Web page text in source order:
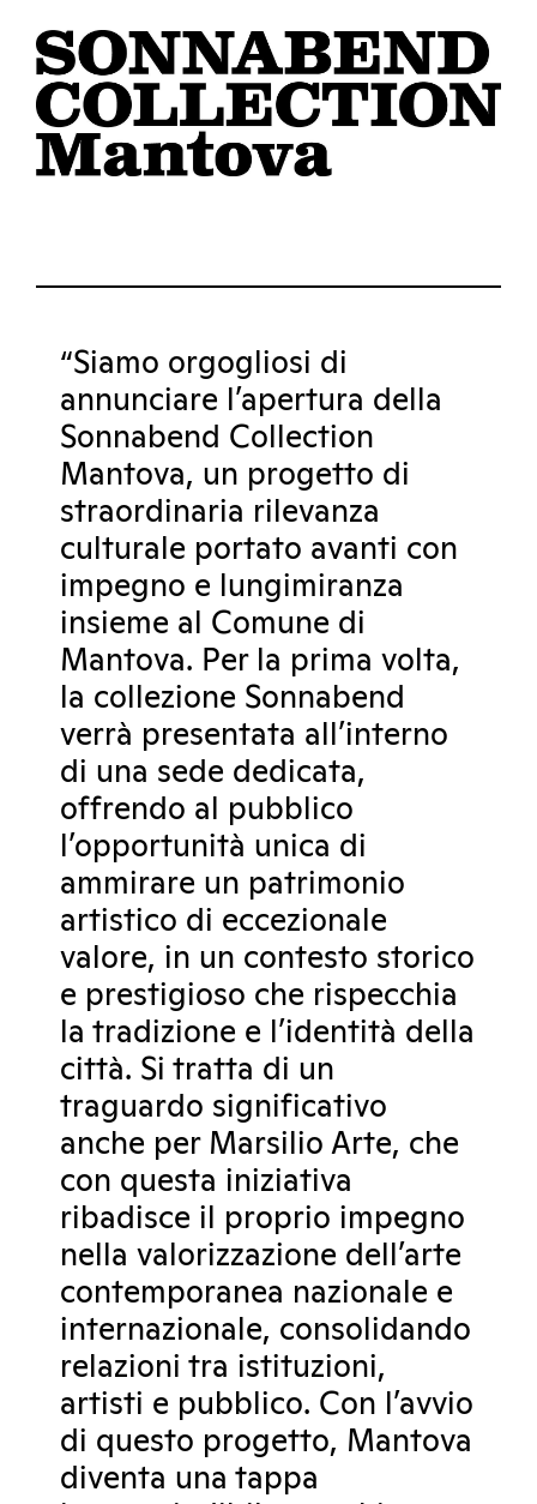
“Siamo orgogliosi di
annunciare l’apertura della
Sonnabend Collection
Mantova, un progetto di
straordinaria rilevanza
culturale portato avanti con
impegno e lungimiranza
insieme al Comune di
Mantova. Per la prima volta,
la collezione Sonnabend
verrà presentata all’interno
di una sede dedicata,
offrendo al pubblico
l’opportunità unica di
ammirare un patrimonio
artistico di eccezionale
valore, in un contesto storico
e prestigioso che rispecchia
la tradizione e l’identità della
città. Si tratta di un
traguardo significativo
anche per Marsilio Arte, che
con questa iniziativa
ribadisce il proprio impegno
nella valorizzazione dell’arte
contemporanea nazionale e
internazionale, consolidando
relazioni tra istituzioni,
artisti e pubblico. Con l’avvio
di questo progetto, Mantova
diventa una tappa